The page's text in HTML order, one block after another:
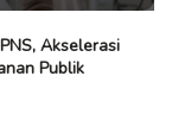
Akselerasi
Publik